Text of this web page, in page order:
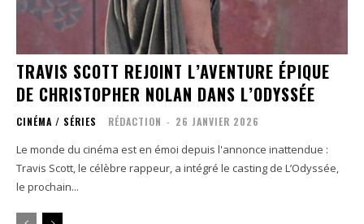
TRAVIS SCOTT REJOINT L’AVENTURE ÉPIQUE
DE CHRISTOPHER NOLAN DANS L’ODYSSÉE
CINÉMA / SÉRIES RÉDACTION - 26 JANVIER 2026
Le monde du cinéma est en émoi depuis l'annonce inattendue :
Travis Scott, le célèbre rappeur, a intégré le casting de L’Odyssée,
le prochain...